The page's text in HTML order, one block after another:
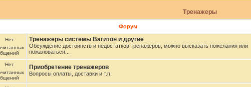
Тренажеры
Форум
Тренажеры системы Вагитон и другие
Обсуждение достоинств и недостатков тренажеров, можно высказать пожелания или
пожаловаться...
Приобретение тренажеров
Вопросы оплаты, доставки и т.п.